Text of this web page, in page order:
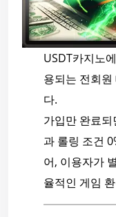
USDT카지노
용되는 전회
다.
가입만 완료
과 롤링 조건
어, 이용자가
율적인 게임